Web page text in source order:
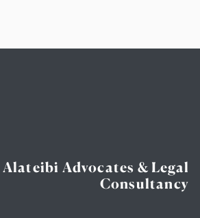
Advocates & Legal
Consultancy